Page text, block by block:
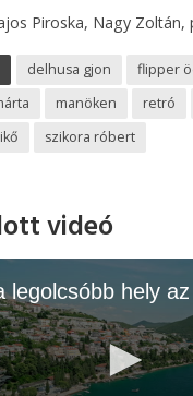
Piroska, Nagy Zoltán,
delhusa gjon
flipper
manöken retró
szikora róbert
videó
legolcsóbb hely